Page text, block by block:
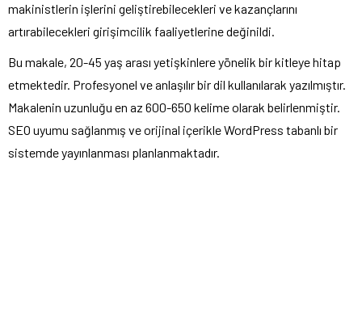
makinistlerin işlerini geliştirebilecekleri ve kazançlarını
artırabilecekleri girişimcilik faaliyetlerine değinildi.
Bu makale, 20-45 yaş arası yetişkinlere yönelik bir kitleye hitap
etmektedir. Profesyonel ve anlaşılır bir dil kullanılarak yazılmıştır.
Makalenin uzunluğu en az 600-650 kelime olarak belirlenmiştir.
SEO uyumu sağlanmış ve orijinal içerikle WordPress tabanlı bir
sistemde yayınlanması planlanmaktadır.